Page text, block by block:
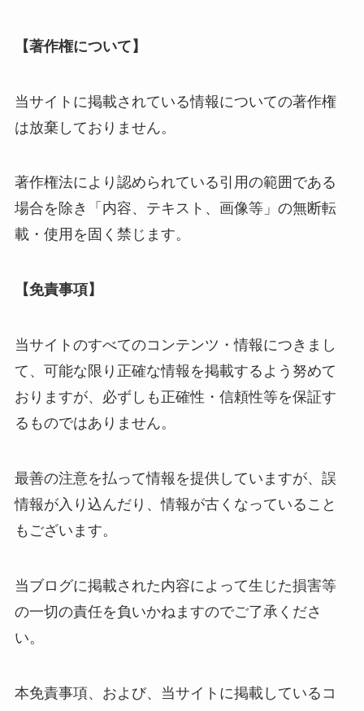
【著作権について】
当サイトに掲載されている情報についての著作権
は放棄しておりません。
著作権法により認められている引用の範囲である
場合を除き「内容、テキスト、画像等」の無断転
載・使用を固く禁じます。
【免責事項】
当サイトのすべてのコンテンツ・情報につきまし
て、可能な限り正確な情報を掲載するよう努めて
おりますが、必ずしも正確性・信頼性等を保証す
るものではありません。
最善の注意を払って情報を提供していますが、誤
情報が入り込んだり、情報が古くなっていること
もございます。
当ブログに掲載された内容によって生じた損害等
の一切の責任を負いかねますのでご了承くださ
い。
本免責事項、および、当サイトに掲載しているコ